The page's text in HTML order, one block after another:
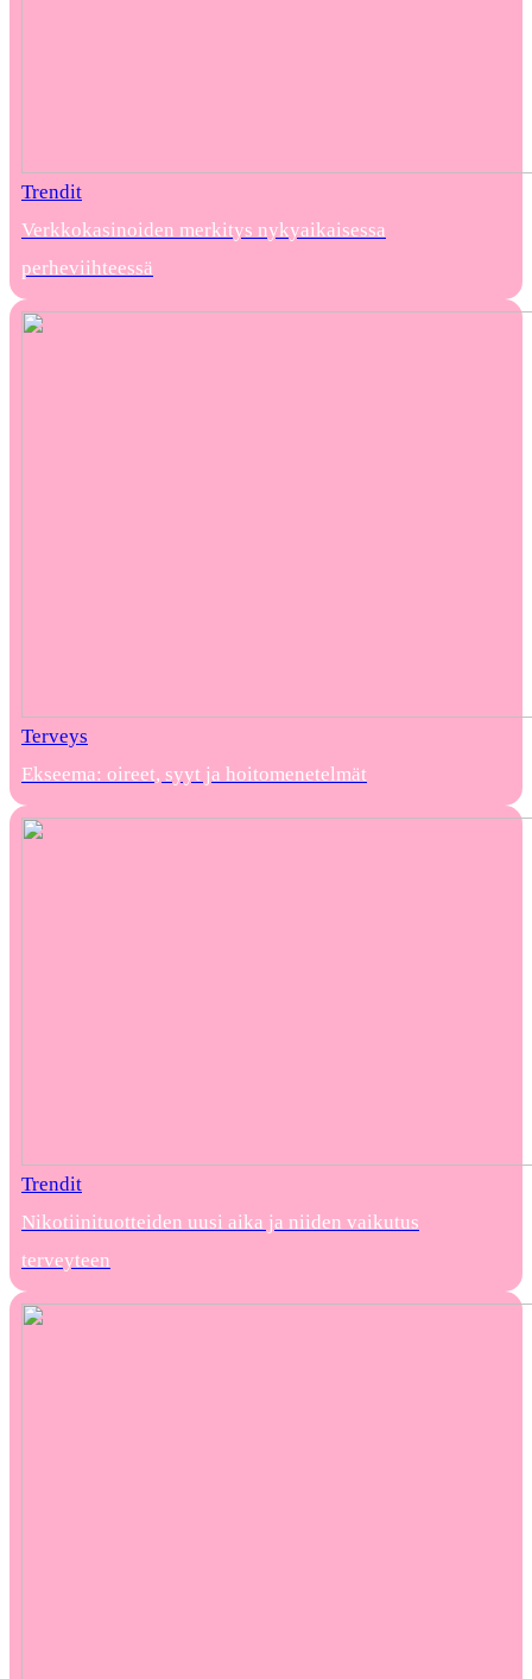
Trendit
Verkkokasinoiden merkitys nykyaikaisessa
perheviihteessä
Terveys
Ekseema: oireet, syyt ja hoitomenetelmät
Trendit
Nikotiinituotteiden uusi aika ja niiden vaikutus
terveyteen